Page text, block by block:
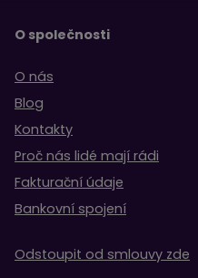
O společnosti
O nás
Blog
Kontakty
Proč nás lidé mají rádi
Fakturační údaje
Bankovní spojení
Odstoupit od smlouvy zde